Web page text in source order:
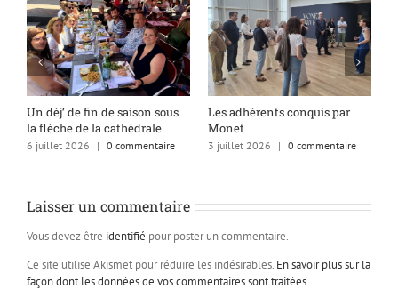
Un déj’ de fin de saison sous
la flèche de la cathédrale
6 juillet 2026 | 0 commentaire
Les adhérents conquis par
Monet
3 juillet 2026 | 0 commentaire
Laisser un commentaire
Vous devez être identifié pour poster un commentaire.
Ce site utilise Akismet pour réduire les indésirables. En savoir plus sur la
façon dont les données de vos commentaires sont traitées.